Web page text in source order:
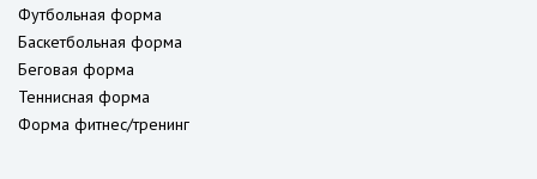
Футбольная форма
Баскетбольная форма
Беговая форма
Теннисная форма
Форма фитнес/тренинг